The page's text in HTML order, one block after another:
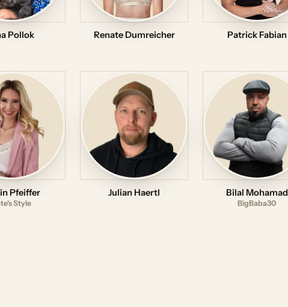
Pollok Renate Dumreicher Patrick Fabian
Pfeiffer
Style
Julian Haertl Bilal Mohamad
BigBaba30